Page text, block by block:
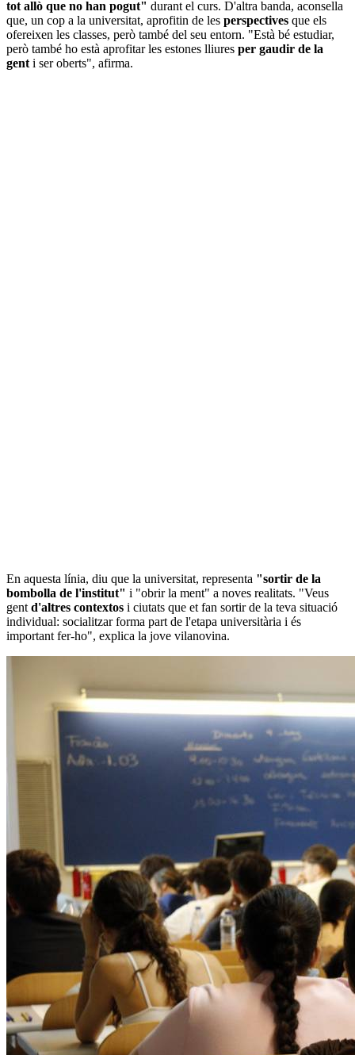
tot allò que no han pogut" durant el curs. D'altra banda, aconsella
que, un cop a la universitat, aprofitin de les perspectives que els
ofereixen les classes, però també del seu entorn. "Està bé estudiar,
però també ho està aprofitar les estones lliures per gaudir de la
genti ser oberts", afirma.
En aquesta línia, diu que la universitat, representa "sortir de la
bombolla de l'institut" i "obrir la ment" a noves realitats. "Veus
gentd'altres contextos i ciutats que et fan sortir de la teva situació
individual: socialitzar forma part de l'etapa universitària i és
important fer-ho", explica la jove vilanovina.